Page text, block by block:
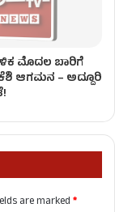
ಮೊದಲ ಬಾರಿಗೆ
ಆಗಮನ – ಅದ್ದೂರಿ
are marked*